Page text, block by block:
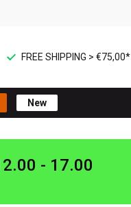
FREE SHIPPING > €75,00*
New
- 17.00